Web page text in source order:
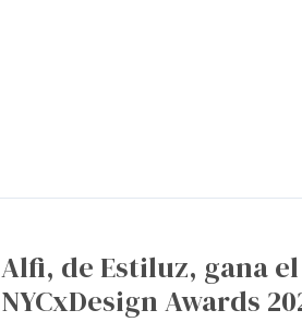
Alfi, de Estiluz, gana
NYCxDesign Awards
Estiluz,
gana